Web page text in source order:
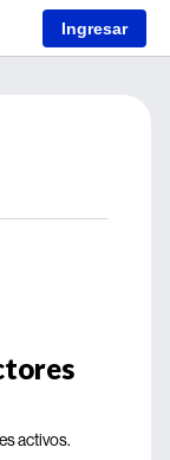
Ingresar
activos.